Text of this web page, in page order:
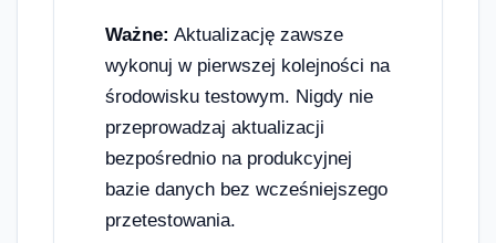
Ważne: Aktualizację zawsze
wykonuj w pierwszej kolejności na
środowisku testowym. Nigdy nie
przeprowadzaj aktualizacji
bezpośrednio na produkcyjnej
bazie danych bez wcześniejszego
przetestowania.